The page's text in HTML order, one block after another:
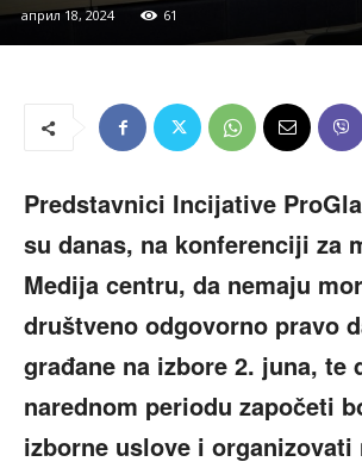
април 18, 2024 61
Predstavnici Incijative
su danas, na konferenciji za
Medija centru, da nemaju
društveno odgovorno pravo
građane na izbore 2. juna, te
narednom periodu započeti
izborne uslove i